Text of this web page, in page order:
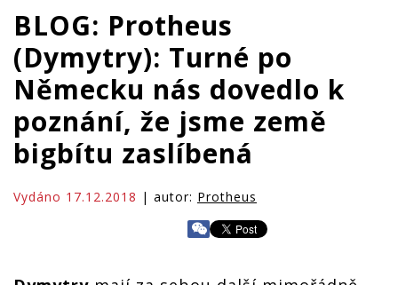
BLOG: Protheus
(Dymytry): Turné po
Německu nás dovedlo k
poznání, že jsme země
bigbítu zaslíbená
Vydáno 17.12.2018 | autor: Protheus